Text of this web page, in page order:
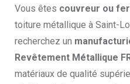
Vous êtes couvreur ou
toiture métallique à Saint-
recherchez un
Revêtement Métallique
matériaux de qualité